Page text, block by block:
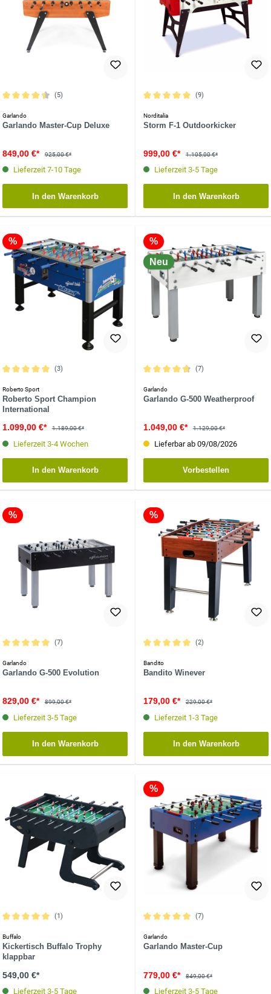
(5)
Garlando
Garlando Master-Cup Deluxe
849,00 €* 925,00 €*
Lieferzeit 7-10 Tage
In den Warenkorb
(9)
Norditalia
Storm F-1 Outdoorkicker
999,00 €* 1.105,00 €*
Lieferzeit 3-5 Tage
In den Warenkorb
%
(3)
Roberto Sport
Roberto Sport Champion
International
1.099,00 €* 1.189,00 €*
Lieferzeit 3-4 Wochen
In den Warenkorb
%
Neu
(7)
Garlando
Garlando G-500 Weatherproof
1.049,00 €* 1.129,00 €*
Lieferbar ab 09/08/2026
Vorbestellen
%
(7)
Garlando
Garlando G-500 Evolution
829,00 €* 899,00 €*
Lieferzeit 3-5 Tage
In den Warenkorb
%
(2)
Bandito
Bandito Winever
179,00 €* 229,00 €*
Lieferzeit 1-3 Tage
In den Warenkorb
(1)
Buffalo
Kickertisch Buffalo Trophy
klappbar
549,00 €*
Lieferzeit 3-5 Tage
%
(7)
Garlando
Garlando Master-Cup
779,00 €* 849,00 €*
Lieferzeit 3-5 Tage